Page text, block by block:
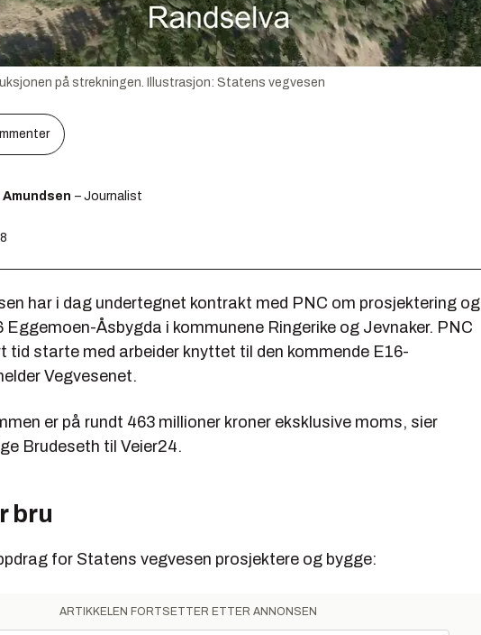
på strekningen. Illustrasjon: Statens vegvesen
Amundsen – Journalist
har i dag undertegnet kontrakt med PNC om prosjektering og
Eggemoen-Åsbygda i kommunene Ringerike og Jevnaker. PNC
tid starte med arbeider knyttet til den kommende E16-
Vegvesenet.
er på rundt 463 millioner kroner eksklusive moms, sier
Brudeseth til Veier24.
bru
for Statens vegvesen prosjektere og bygge:
ARTIKKELEN FORTSETTER ETTER ANNONSEN